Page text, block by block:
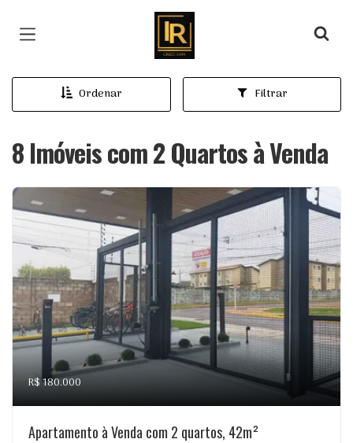
Página inicial
Ordenar Filtrar
8 Imóveis com 2 Quartos à Venda
R$ 180.000
Apartamento à Venda com 2 quartos, 42m²